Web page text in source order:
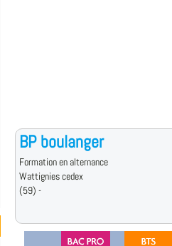
BP boulanger
Formation en alternance
Wattignies cedex
(59) -